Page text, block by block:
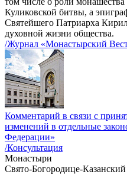
Куликовской битвы, а
Святейшего Патриарха
духовной жизни общества.
/Журнал «Монастырский
Комментарий в связи с
изменений в отдельные
Федерации»
/Консультация
Монастыри
Свято-Богородице-